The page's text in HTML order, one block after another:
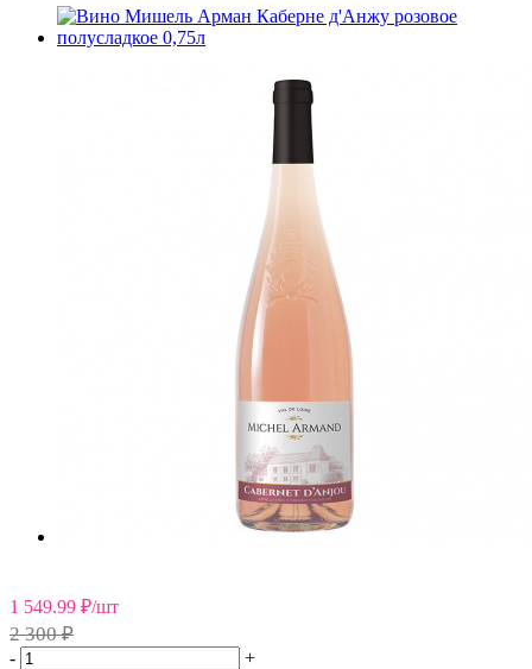
1 549.99 ₽/шт
2 300 ₽
-
+